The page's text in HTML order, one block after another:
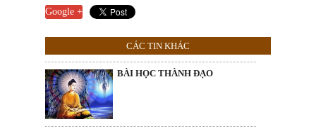
Google +
CÁC TIN KHÁC
BÀI HỌC THÀNH ĐẠO